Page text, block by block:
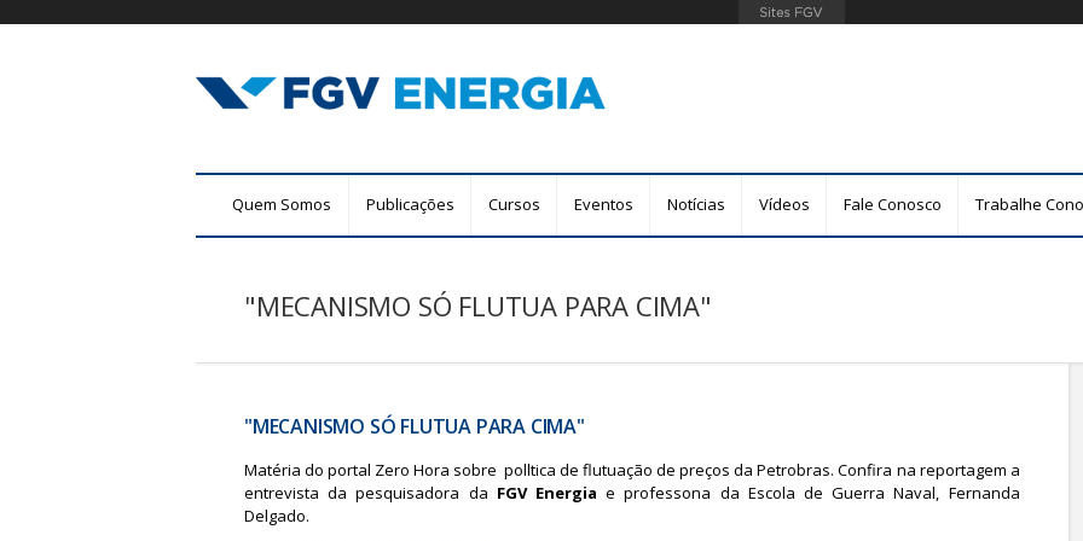
Pular
i
Quem Somos Publicações Cursos Eventos Notícias Vídeos Fale Conosco Trabalhe
"MECANISMO SÓ FLUTUA PARA CIMA"
"MECANISMO SÓ FLUTUA PARA CIMA"
Matéria do portal Zero Hora sobre polltica de flutuação de preços da Petrobras. Confira na reportagem a
entrevista da pesquisadora da FGV Energia e professona da Escola de Guerra Naval, Fernanda
Delgado.